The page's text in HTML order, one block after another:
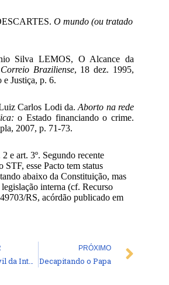
O mundo (ou tratado
Silva LEMOS, O Alcance da
Correio Braziliense, 18 dez. 1995,
Justiça, p. 6.
Carlos Lodi da.Aborto na rede
o Estado financiando o crime.
2007, p. 71-73.
e art. 3º. Segundo recente
STF, esse Pacto tem status
abaixo da Constituição, mas
interna (cf. Recurso
RS, acórdão publicado em
Marco civil da Internet
PRÓXIMO
Decapitando o Papa